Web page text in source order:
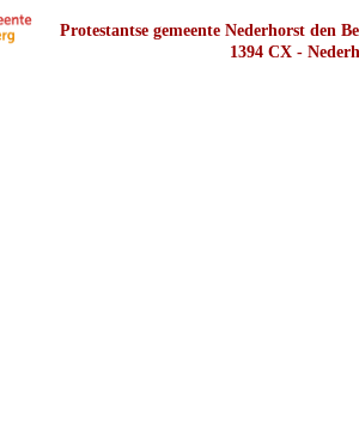
Protestantse gemeente Nederhorst
1394 CX -